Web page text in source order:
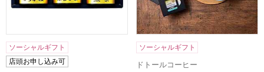
ソーシャルギフト
店頭お申し込み可
ソーシャルギフト
ドトールコーヒー